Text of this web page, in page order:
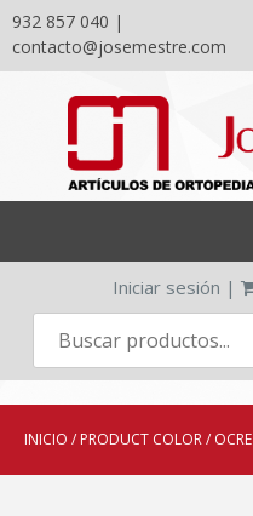
932 857 040 |
contacto@josemestre.com
content
Iniciar sesión |
INICIO / PRODUCT COLOR / OCRE